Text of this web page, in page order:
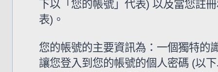
下以「您的帳號」代表) 以及當您註
表)。
您的帳號的主要資訊為：一個獨特的
讓您登入到您的帳號的個人密碼 (以